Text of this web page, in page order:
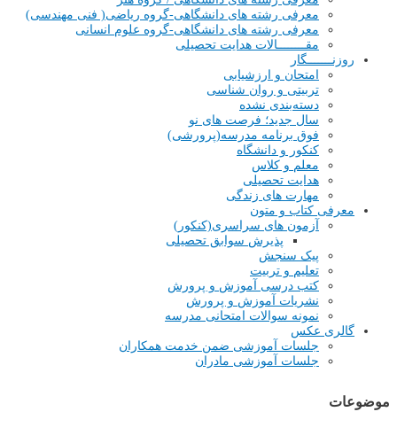
معرفی رشته های دانشگاهی-گروه ریاضی( فنی مهندسی)
معرفی رشته های دانشگاهی-گروه علوم انسانی
مقــــــــالات هدایت تحصیلی
روزنـــــــگار
امتحان و ارزشیابی
تربیتی و روان شناسی
دسته‌بندی نشده
سال جدید؛ فرصت های نو
فوق برنامه مدرسه(پرورشی)
کنکور و دانشگاه
معلم و کلاس
هدایت تحصیلی
مهارت های زندگی
معرفی کتاب و متون
آزمون های سراسری(کنکور)
پذیرش سوابق تحصیلی
پیک سنجش
تعلیم و تربیت
کتب درسی آموزش و پرورش
نشریات آموزش و پرورش
نمونه سوالات امتحانی مدرسه
گالری عکس
جلسات آموزشی ضمن خدمت همکاران
جلسات آموزشی مادران
موضوعات